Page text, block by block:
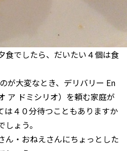
食でしたら、だいたい４個は食
が大変なとき、デリバリー En
ドミシリオ）を頼む家庭が
は４０分待つこともありますか
ょう。
ん・おねえさんにちょっとした